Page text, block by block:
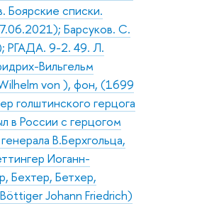
Боярские списки.
Барсуков. С.
РГАДА. 9-2. 49. Л.
Вильгельм
von ), фон, (1699
голштинского герцога
в России с герцогом
В.Берхгольца,
Иоганн-
Бехтер, Бетхер,
Johann Friedrich)